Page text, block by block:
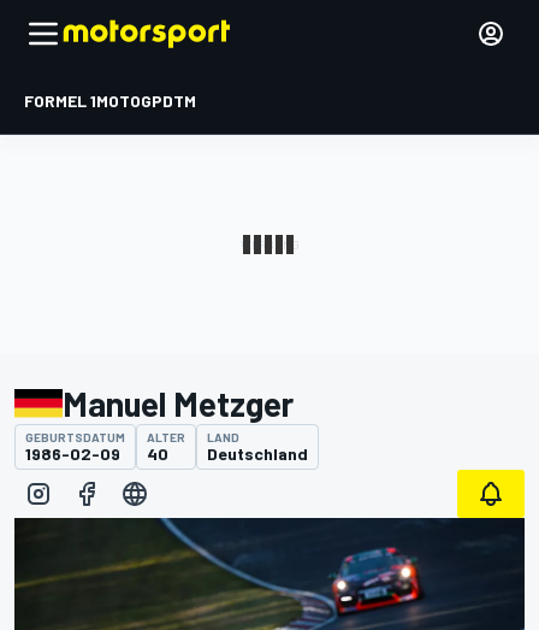
FORMEL 1MOTOGPDTM
Manuel Metzger
GEBURTSDATUM
1986-02-09
ALTER
40
LAND
Deutschland